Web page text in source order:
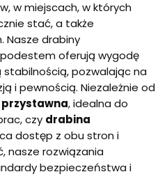
w miejscach, w których
stać, a także
Nasze drabiny
oferują wygodę
pozwalając na
i pewnością. Niezależnie od
, idealna do
czy drabina
dostęp z obu stron i
nasze rozwiązania
bezpieczeństwa i